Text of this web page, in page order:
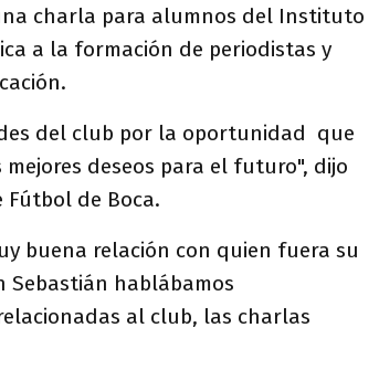
charla para alumnos del Instituto
a la formación de periodistas y
del club por la oportunidad que
deseos para el futuro", dijo
Fútbol de Boca.
buena relación con quien fuera su
Sebastián hablábamos
al club, las charlas